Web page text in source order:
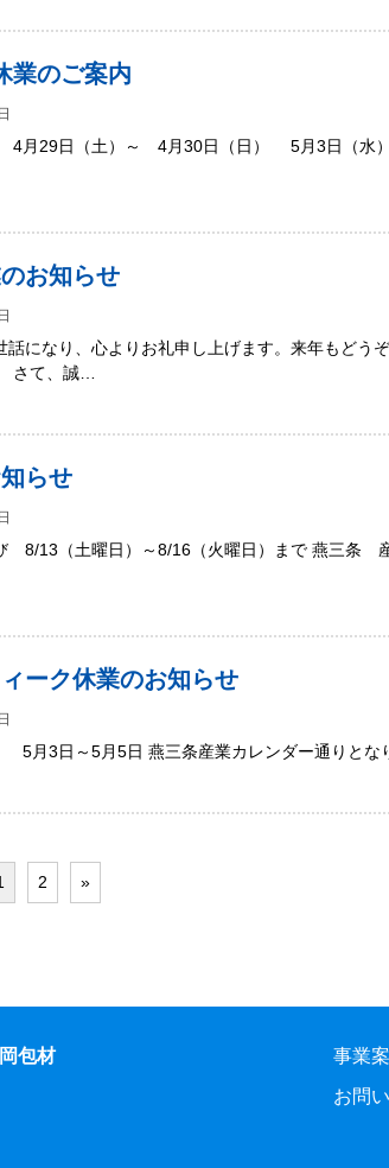
業のご案内
（土）～ 4月30日（日） 5月3日（水
お知らせ
話になり、心よりお礼申し上げます。来年もどう
さて、誠…
らせ
8/13（土曜日）～8/16（火曜日）まで 燕三条
ーク休業のお知らせ
月3日～5月5日 燕三条産業カレンダー通りとな
2 »
包材
事業
お問